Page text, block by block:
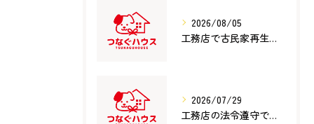
2026/08/05
工務店で古民家再生を成功させるための費用・補助金活用と信頼できる選び方徹底ガイド
2026/07/29
工務店の法令遵守で滋賀県犬上郡多賀町で信頼できる選び方と見極めポイント